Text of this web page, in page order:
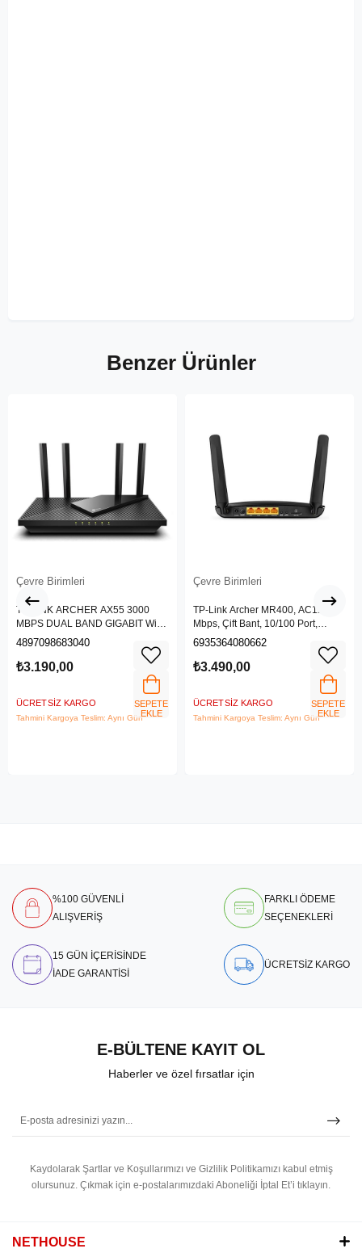
Benzer Ürünler
Çevre Birimleri
TP-LINK ARCHER AX55 3000
MBPS DUAL BAND GIGABIT Wi-Fi
6 ROUTER
4897098683040
₺3.190,00
ÜCRETSIZ KARGO
Tahmini Kargoya Teslim: Aynı Gün
SEPETE
EKLE
Çevre Birimleri
TP-Link Archer MR400, AC1200
Mbps, Çift Bant, 10/100 Port,
4G/3G SIM Yuvası, Kablosuz 4G
6935364080662
₺3.490,00
ÜCRETSIZ KARGO
Tahmini Kargoya Teslim: Aynı Gün
SEPETE
EKLE
%100 GÜVENLİ
ALIŞVERİŞ
FARKLI ÖDEME
SEÇENEKLERİ
15 GÜN İÇERİSİNDE
İADE GARANTİSİ
ÜCRETSİZ KARGO
E-BÜLTENE KAYIT OL
Haberler ve özel fırsatlar için
Kaydolarak Şartlar ve Koşullarımızı ve Gizlilik Politikamızı kabul etmiş
olursunuz. Çıkmak için e-postalarımızdaki Aboneliği İptal Et’i tıklayın.
NETHOUSE